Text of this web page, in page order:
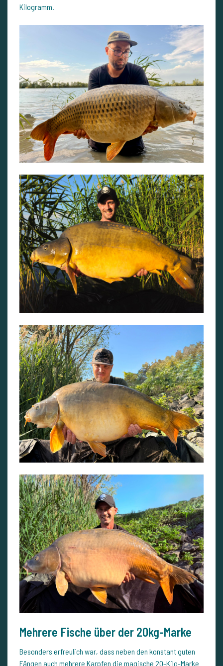
Kilogramm.
Mehrere Fische über der 20kg-Marke
Besonders erfreulich war, dass neben den konstant guten
Fängen auch mehrere Karpfen die magische 20-Kilo-Marke